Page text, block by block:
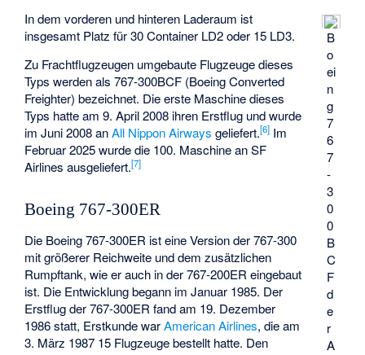
B
o
ei
n
g
7
6
7
-
3
0
0
B
C
F
d
e
r
A
In dem vorderen und hinteren Laderaum ist
insgesamt Platz für 30 Container LD2 oder 15 LD3.
Zu Frachtflugzeugen umgebaute Flugzeuge dieses
Typs werden als 767-300BCF (Boeing Converted
Freighter) bezeichnet. Die erste Maschine dieses
Typs hatte am 9. April 2008 ihren Erstflug und wurde
im Juni 2008 anAll Nippon Airways geliefert.[6] Im
Februar 2025 wurde die 100. Maschine anSF
Airlines ausgeliefert.[7]
Boeing 767-300ER
Die Boeing 767-300ER ist eine Version der 767-300
mit größerer Reichweite und dem zusätzlichen
Rumpftank, wie er auch in der 767-200ER eingebaut
ist. Die Entwicklung begann im Januar 1985. Der
Erstflug der 767-300ER fand am 19. Dezember
1986 statt, Erstkunde warAmerican Airlines, die am
3. März 1987 15 Flugzeuge bestellt hatte. Den